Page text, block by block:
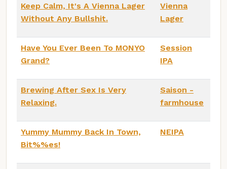
Keep Calm, It's A Vienna Lager
Without Any Bullshit.
Vienna
Lager
Have You Ever Been To MONYO
Grand?
Session
IPA
Brewing After Sex Is Very
Relaxing.
Saison -
farmhouse
Yummy Mummy Back In Town,
Bit%%es!
NEIPA